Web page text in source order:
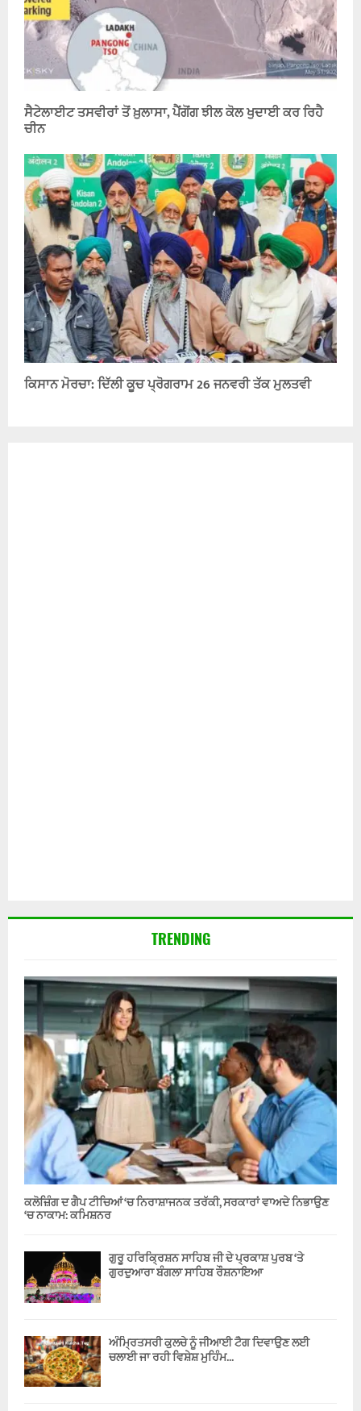
ਸੈਟੇਲਾਈਟ ਤਸਵੀਰਾਂ ਤੋਂ ਖ਼ੁਲਾਸਾ, ਪੈਂਗੋਂਗ ਝੀਲ ਕੋਲ ਖੁਦਾਈ ਕਰ ਰਿਹੈ
ਚੀਨ
ਕਿਸਾਨ ਮੋਰਚਾ: ਦਿੱਲੀ ਕੂਚ ਪ੍ਰੋਗਰਾਮ 26 ਜਨਵਰੀ ਤੱਕ ਮੁਲਤਵੀ
TRENDING
ਕਲੋਜ਼ਿੰਗ ਦ ਗੈਪ ਟੀਚਿਆਂ ‘ਚ ਨਿਰਾਸ਼ਾਜਨਕ ਤਰੱਕੀ, ਸਰਕਾਰਾਂ ਵਾਅਦੇ ਨਿਭਾਉਣ
‘ਚ ਨਾਕਾਮ: ਕਮਿਸ਼ਨਰ
ਗੁਰੂ ਹਰਿਕ੍ਰਿਸ਼ਨ ਸਾਹਿਬ ਜੀ ਦੇ ਪ੍ਰਕਾਸ਼ ਪੁਰਬ ‘ਤੇ
ਗੁਰਦੁਆਰਾ ਬੰਗਲਾ ਸਾਹਿਬ ਰੌਸ਼ਨਾਇਆ
ਅੰਮ੍ਰਿਤਸਰੀ ਕੁਲਚੇ ਨੂੰ ਜੀਆਈ ਟੈਗ ਦਿਵਾਉਣ ਲਈ
ਚਲਾਈ ਜਾ ਰਹੀ ਵਿਸ਼ੇਸ਼ ਮੁਹਿੰਮ...